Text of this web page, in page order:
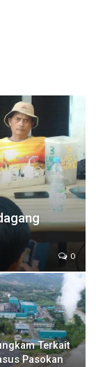
0
Terkait
Pasokan